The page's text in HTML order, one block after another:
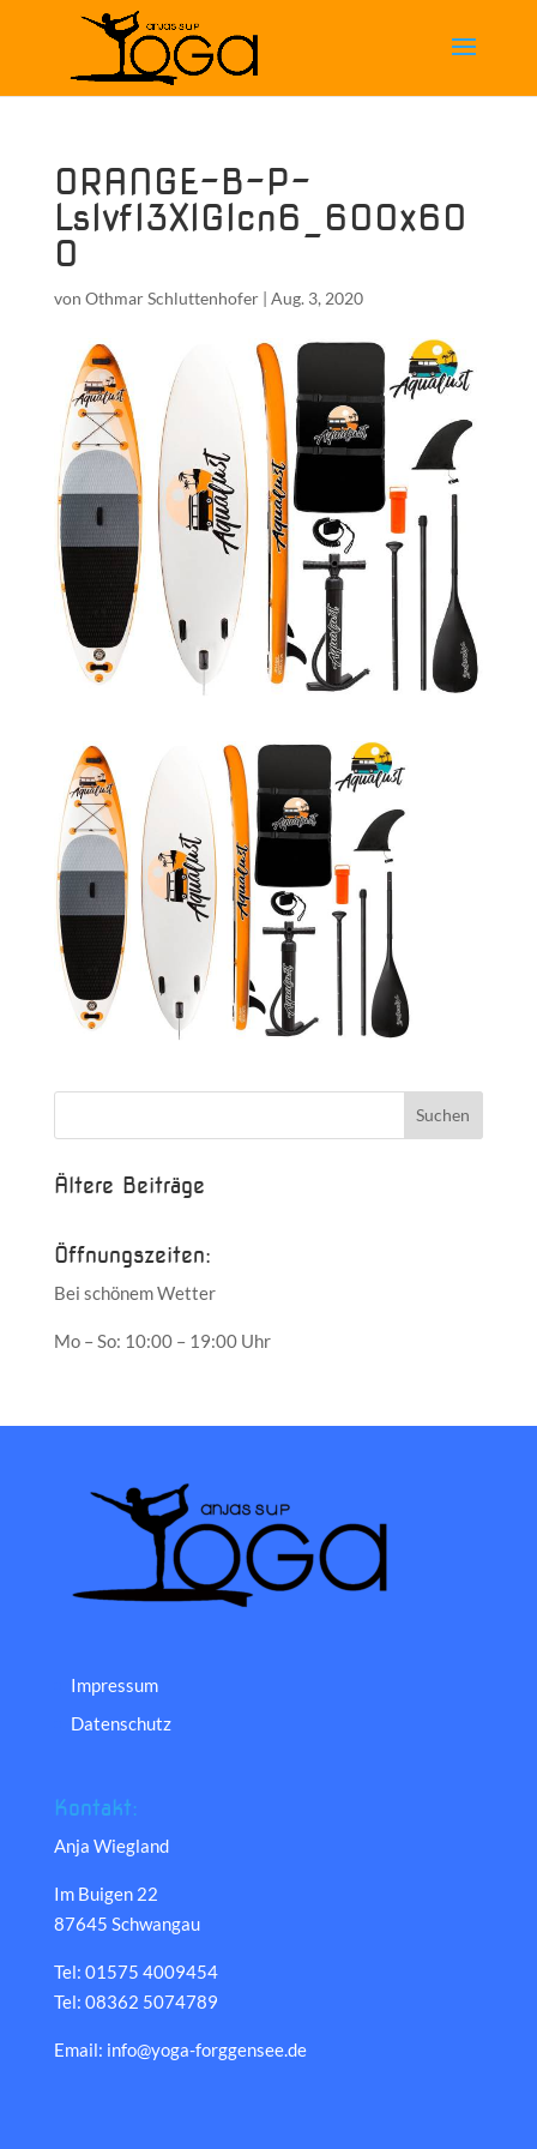
ORANGE-B-P-
Lslvfl3XIGIcn6_600x60
0
von Othmar Schluttenhofer| Aug. 3, 2020
Ältere Beiträge
Öffnungszeiten:
Bei schönem Wetter
Mo – So: 10:00 – 19:00 Uhr
Impressum
Datenschutz
Kontakt:
Anja Wiegland
Im Buigen 22
87645 Schwangau
Tel: 01575 4009454
Tel: 08362 5074789
Email: info@yoga-forggensee.de